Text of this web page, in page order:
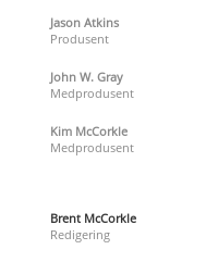
Jason Atkins
Produsent
John W. Gray
Medprodusent
Kim McCorkle
Medprodusent
Brent McCorkle
Redigering